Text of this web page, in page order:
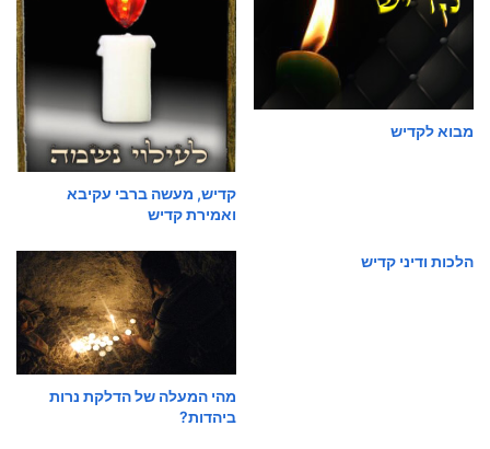
מבוא לקדיש
קדיש, מעשה ברבי עקיבא
ואמירת קדיש
הלכות ודיני קדיש
מהי המעלה של הדלקת נרות
ביהדות?